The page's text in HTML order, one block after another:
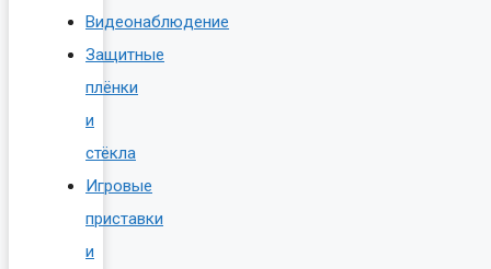
Видеонаблюдение
Защитные
плёнки
и
стёкла
Игровые
приставки
и